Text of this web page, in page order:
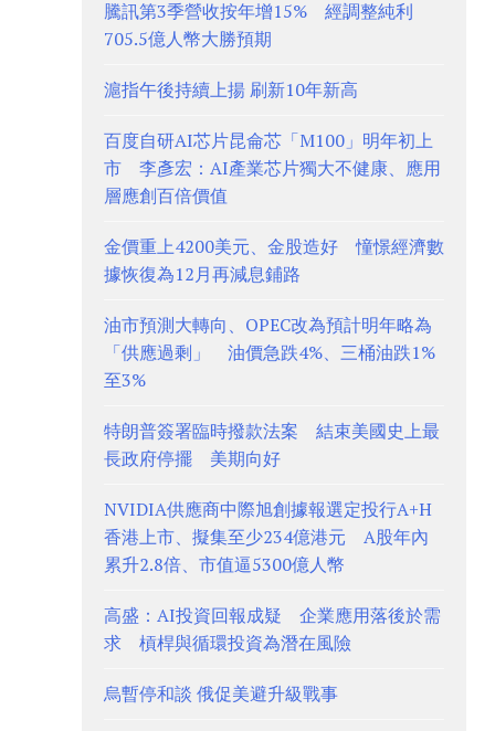
騰訊第3季營收按年增15% 經調整純利
705.5億人幣大勝預期
滬指午後持續上揚 刷新10年新高
百度自研AI芯片昆侖芯「M100」明年初上
市 李彥宏：AI產業芯片獨大不健康、應用
層應創百倍價值
金價重上4200美元、金股造好 憧憬經濟數
據恢復為12月再減息鋪路
油市預測大轉向、OPEC改為預計明年略為
「供應過剩」 油價急跌4%、三桶油跌1%
至3%
特朗普簽署臨時撥款法案 結束美國史上最
長政府停擺 美期向好
NVIDIA供應商中際旭創據報選定投行A+H
香港上市、擬集至少234億港元 A股年內
累升2.8倍、市值逼5300億人幣
高盛：AI投資回報成疑 企業應用落後於需
求 槓桿與循環投資為潛在風險
烏暫停和談 俄促美避升級戰事